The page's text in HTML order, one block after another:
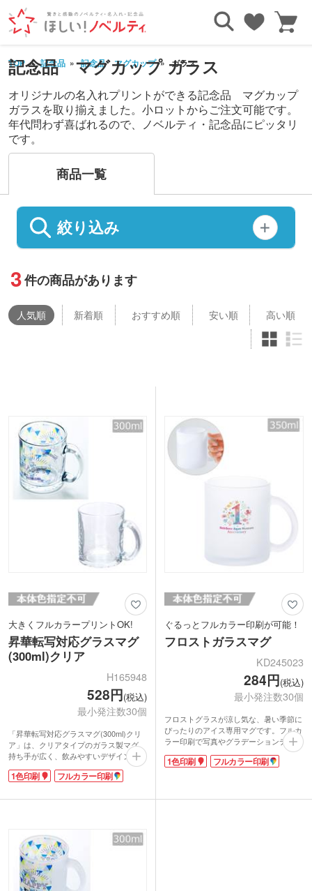
TOP 記念品 記念品 マグカップ ガラス
記念品 マグカップ ガラス
オリジナルの名入れプリントができる記念品 マグカップ
ガラスを取り揃えました。小ロットからご注文可能です。
年代問わず喜ばれるので、ノベルティ・記念品にピッタリ
です。
商品一覧
絞り込み
3件の商品があります
人気順 新着順 おすすめ順 安い順 高い順
大きくフルカラープリントOK!
昇華転写対応グラスマグ
(300ml)クリア
H165948
528円(税込)
最小発注数30個
「昇華転写対応グラスマグ(300ml)クリ
ア」は、クリアタイプのガラス製マグ。
持ち手が広く、飲みやすいデザインのマ
グカップです。容量約300mlのちょうど
良いサイズのマグは、オフィスやリビン
ガラス製で本体自体がどっしりと重量感
フルカラーの名入れはもちろん、写真や
グラデーションも再現可能。ガラスの透
明感を活かして、真っ白な陶器製マグと
は違ったデザインに仕上げられます。
1色印刷 フルカラー印刷
ぐるっとフルカラー印刷が可能！
フロストガラスマグ
KD245023
284円(税込)
最小発注数30個
フロストグラスが涼し気な、暑い季節に
ぴったりのアイス専用マグです。フルカ
ラー印刷で写真やグラデーションデザイ
ンも再現可能。ぐるっと広範囲に印刷で
きるのでオリジナルグッズ作成におすす
約350ml。どっしりと安定感がありなが
1色印刷 フルカラー印刷